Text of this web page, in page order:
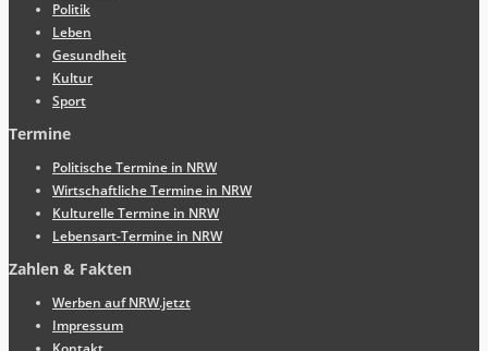
Politik
Leben
Gesundheit
Kultur
Sport
Termine
Politische Termine in NRW
Wirtschaftliche Termine in NRW
Kulturelle Termine in NRW
Lebensart-Termine in NRW
Zahlen & Fakten
Werben auf NRW.jetzt
Impressum